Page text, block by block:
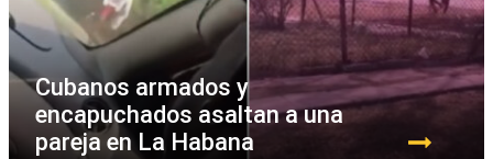
Cubanos armados y
encapuchados asaltan a una
pareja en La Habana